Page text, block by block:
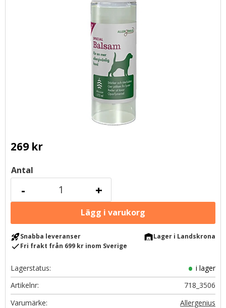
269kr
Antal
+
-
rocket_launchSnabba leveranser warehouseLager i Landskrona
checkFri frakt från 699 kr inom Sverige
Lagerstatus
i lager
Artikelnr
718_3506
Allergenius